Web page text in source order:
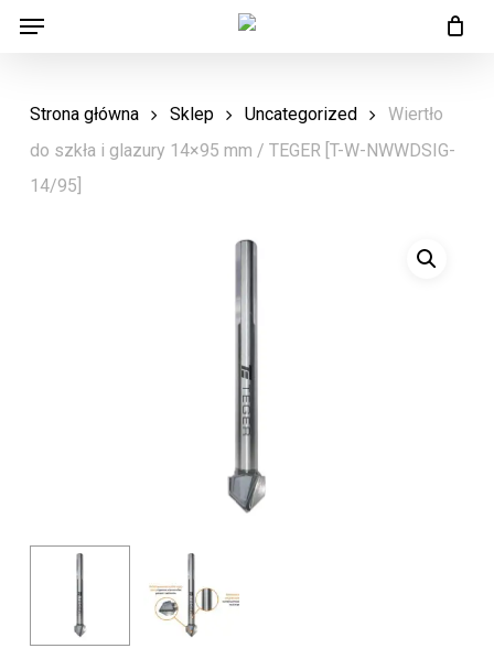
Skip
content
Menu
Strona główna Sklep Uncategorized
Wiertło
do szkła i glazury 14×95 mm / TEGER [T-W-NWWDSIG-
14/95]
Menu